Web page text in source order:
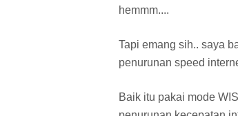
hemmm....
Tapi emang sih.. saya
penurunan speed
Baik itu pakai mode